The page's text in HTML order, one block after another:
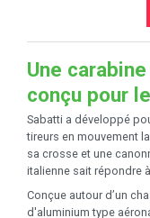
Une
conçu pour
Sabatti a développé
tireurs en mouvement
sa crosse et une
italienne sait répondre
Conçue autour d’un
d'aluminium type